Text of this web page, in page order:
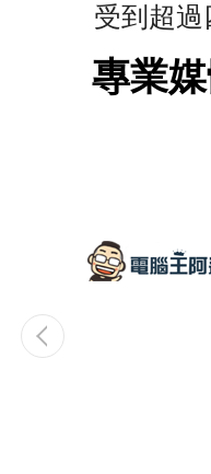
受到超過
專業
你
轉檔